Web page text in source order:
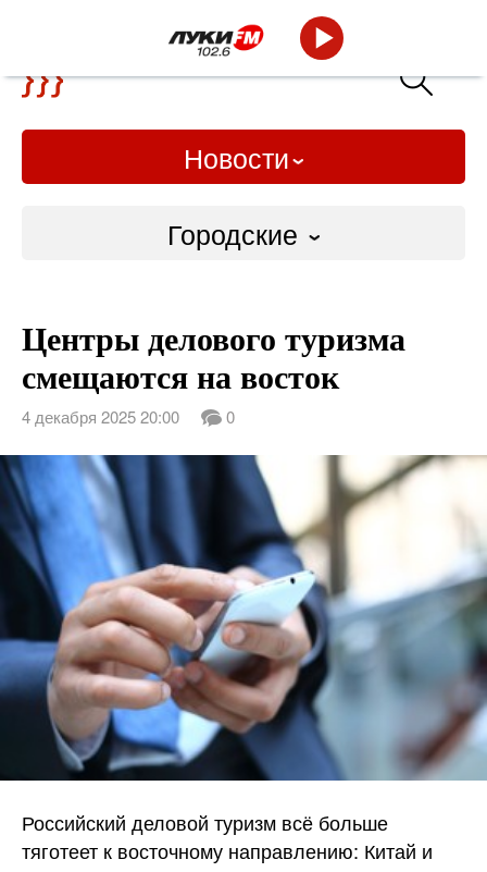
Новости
Городские
Слово Дело
Народные
ВТРК
Центры делового туризма
смещаются на восток
4 декабря 2025 20:00 0
Российский деловой туризм всё больше
тяготеет к восточному направлению: Китай и